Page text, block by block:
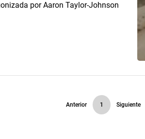
por Aaron Taylor-Johnson
Anterior 1 Siguiente